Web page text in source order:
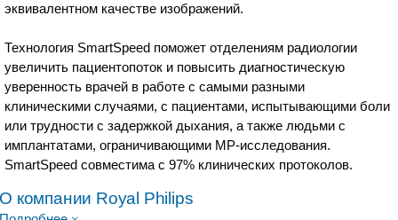
эквивалентном качестве изображений.
Технология SmartSpeed поможет отделениям радиологии
увеличить пациентопоток и повысить диагностическую
уверенность врачей в работе с самыми разными
клиническими случаями, с пациентами, испытывающими боли
или трудности с задержкой дыхания, а также людьми с
имплантатами, ограничивающими МР-исследования.
SmartSpeed совместима с 97% клинических протоколов.
О компании Royal Philips